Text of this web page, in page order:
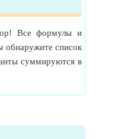
Все формулы и
обнаружите список
суммируются в